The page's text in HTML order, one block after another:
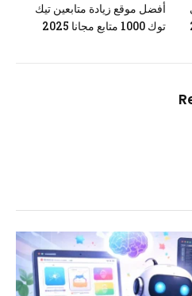
أفضل موقع زيادة متابعين تيك
توك 1000 متابع مجانا 2025